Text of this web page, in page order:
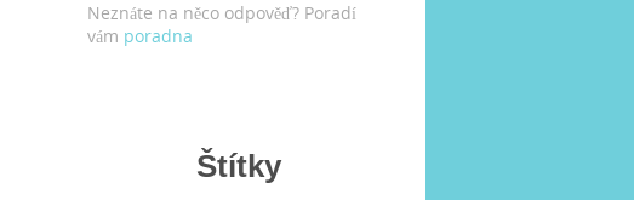
Neznáte na něco odpověď? Poradí
vám poradna
Štítky